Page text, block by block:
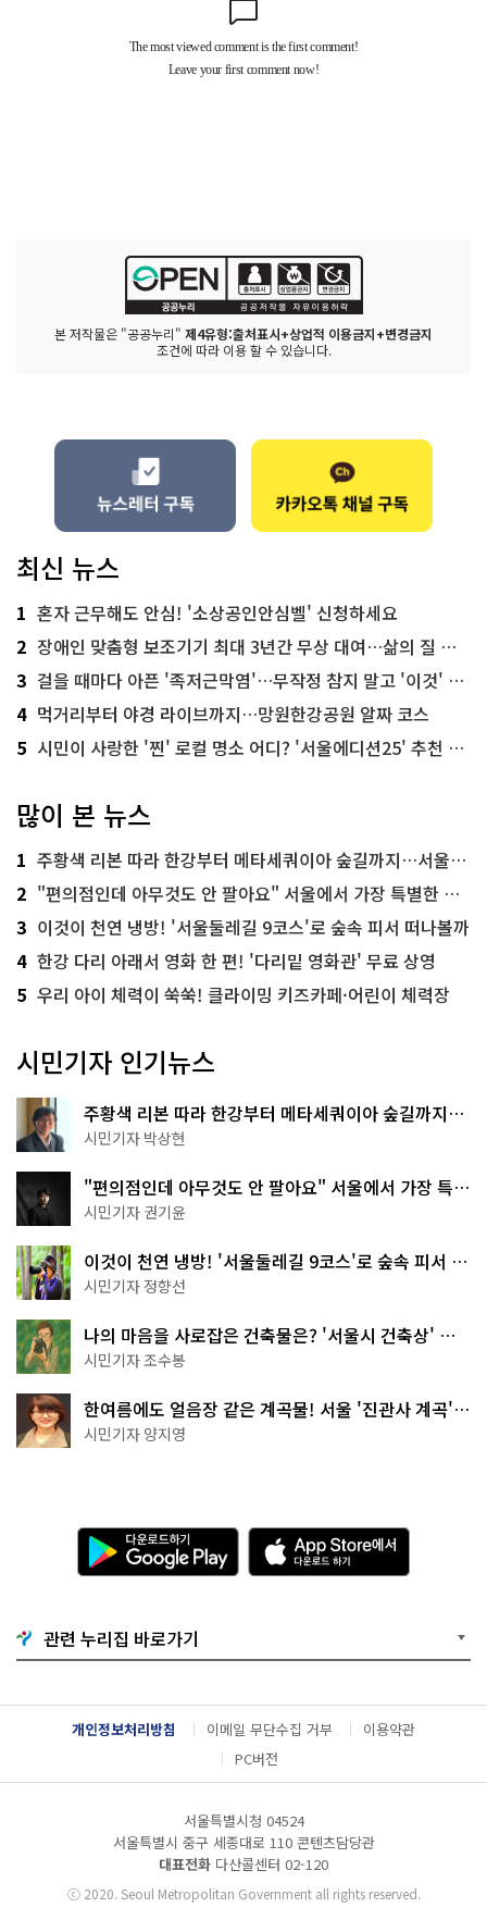
본 저작물은 "공공누리" 제4유형:출처표시+상업적 이용금지+변경금지
조건에 따라 이용 할 수 있습니다.
최신 뉴스
1 혼자 근무해도 안심! '소상공인안심벨' 신청하세요
2 장애인 맞춤형 보조기기 최대 3년간 무상 대여…삶의 질 높인다
3 걸을 때마다 아픈 '족저근막염'…무작정 참지 말고 '이것' 해보세요!
4 먹거리부터 야경 라이브까지…망원한강공원 알짜 코스
5 시민이 사랑한 '찐' 로컬 명소 어디? '서울에디션25' 추천 코스
많이 본 뉴스
1 주황색 리본 따라 한강부터 메타세쿼이아 숲길까지…서울둘레길 15코스
2 "편의점인데 아무것도 안 팔아요" 서울에서 가장 특별한 편의점의 정체
3 이것이 천연 냉방! '서울둘레길 9코스'로 숲속 피서 떠나볼까
4 한강 다리 아래서 영화 한 편! '다리밑 영화관' 무료 상영
5 우리 아이 체력이 쑥쑥! 클라이밍 키즈카페·어린이 체력장
시민기자 인기뉴스
주황색 리본 따라 한강부터 메타세쿼이아 숲길까지…
서울둘레길 15코스
시민기자 박상현
"편의점인데 아무것도 안 팔아요" 서울에서 가장 특별
한 편의점의 정체
시민기자 권기윤
이것이 천연 냉방! '서울둘레길 9코스'로 숲속 피서 떠
나볼까
시민기자 정향선
나의 마음을 사로잡은 건축물은? '서울시 건축상' 수
상작 공개!
시민기자 조수봉
한여름에도 얼음장 같은 계곡물! 서울 '진관사 계곡'이
천국이네~
시민기자 양지영
다
운
로
기
G
o
g
l
e
A
p
p
e
서
다
운
관련 누리집 바로가기
개인정보처리방침 이메일 무단수집 거부
이용약관
PC버전
서울특별시청 04524
서울특별시 중구 세종대로 110 콘텐츠담당관
대표전화 다산콜센터 02-120
ⓒ2020. Seoul Metropolitan Government all rights reserved.